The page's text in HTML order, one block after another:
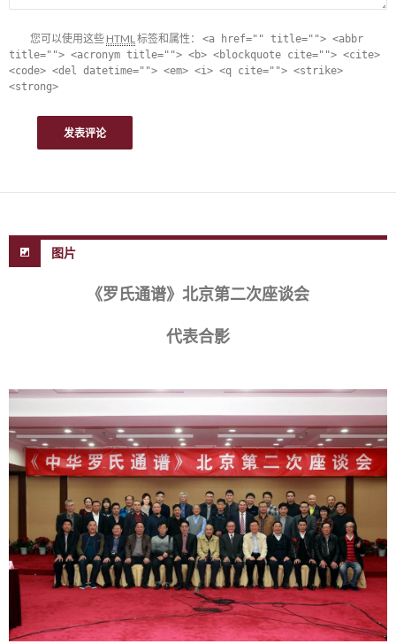
您可以使用这些 HTML标签和属性： <a href="" title=""> <abbr
title=""> <acronym title=""> <b> <blockquote cite=""> <cite>
<code> <del datetime=""> <em> <i> <q cite=""> <strike>
<strong>
图片
《罗氏通谱》北京第二次座谈会
代表合影